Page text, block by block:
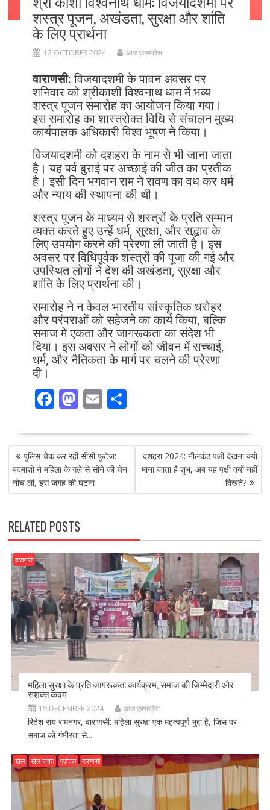
शस्त्र पूजन, अखंडता, सुरक्षा और शांति
के लिए प्रार्थना
12 OCTOBER 2024 आज एक्सप्रेस
वाराणसी:विजयादशमी के पावन अवसर पर
शनिवार को श्रीकाशी विश्वनाथ धाम में भव्य
शस्त्र पूजन समारोह का आयोजन किया गया।
इस समारोह का शास्त्रोक्त विधि से संचालन मुख्य
कार्यपालक अधिकारी विश्व भूषण ने किया।
विजयादशमी को दशहरा के नाम से भी जाना जाता
है। यह पर्व बुराई पर अच्छाई की जीत का प्रतीक
है। इसी दिन भगवान राम ने रावण का वध कर धर्म
और न्याय की स्थापना की थी।
शस्त्र पूजन के माध्यम से शस्त्रों के प्रति सम्मान
व्यक्त करते हुए उन्हें धर्म, सुरक्षा, और सद्भाव के
लिए उपयोग करने की प्रेरणा ली जाती है। इस
अवसर पर विधिपूर्वक शस्त्रों की पूजा की गई और
उपस्थित लोगों ने देश की अखंडता, सुरक्षा और
शांति के लिए प्रार्थना की।
समारोह ने न केवल भारतीय सांस्कृतिक धरोहर
और परंपराओं को सहेजने का कार्य किया, बल्कि
समाज में एकता और जागरूकता का संदेश भी
दिया। इस अवसर ने लोगों को जीवन में सच्चाई,
धर्म, और नैतिकता के मार्ग पर चलने की प्रेरणा
दी।
F
e
b
o
o
k
M
to
d
o
n
E
ai
l
S
ar
POST
NAVIGATION
पुलिस चेक कर रही सीसी फुटेज:
बदमाशों ने महिला के गले से सोने की चेन
नोच ली, इस जगह की घटना
दशहरा 2024: नीलकंठ पक्षी देखना क्यों
माना जाता है शुभ, अब यह पक्षी क्यों नहीं
दिखते?
RELATED POSTS
वाराणसी
महिला सुरक्षा के प्रति जागरूकता कार्यक्रम, समाज की जिम्मेदारी और
सशक्त कदम
19 DECEMBER 2024 आज एक्सप्रेस
रितेश राय रामनगर, वाराणसी: महिला सुरक्षा एक महत्वपूर्ण मुद्दा है, जिस पर
समाज को गंभीरता से...
खेल खेल जगत पूर्वांचल वाराणसी